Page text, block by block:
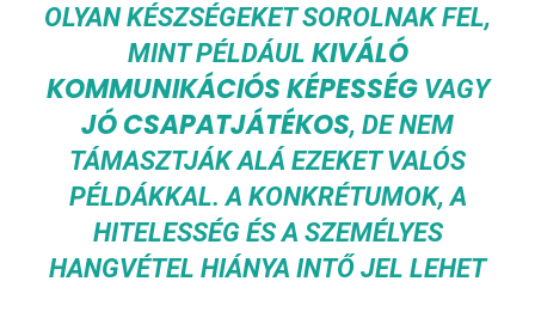
OLYAN KÉSZSÉGEKET SOROLNAK FEL,
MINT PÉLDÁUL KIVÁLÓ
KOMMUNIKÁCIÓS KÉPESSÉGVAGY
JÓ CSAPATJÁTÉKOS, DE NEM
TÁMASZTJÁK ALÁ EZEKET VALÓS
PÉLDÁKKAL. A KONKRÉTUMOK, A
HITELESSÉG ÉS A SZEMÉLYES
HANGVÉTEL HIÁNYA INTŐ JEL LEHET